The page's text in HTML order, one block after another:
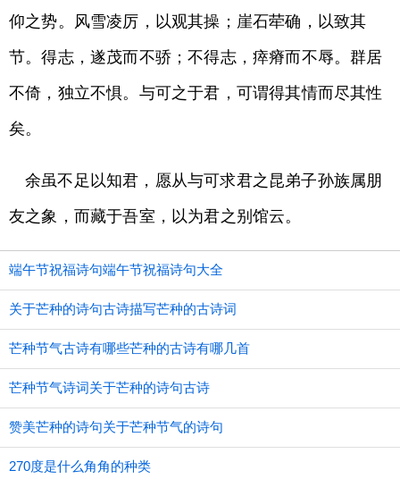
仰之势。风雪凌厉，以观其操；崖石荦确，以致其
节。得志，遂茂而不骄；不得志，瘁瘠而不辱。群居
不倚，独立不惧。与可之于君，可谓得其情而尽其性
矣。
余虽不足以知君，愿从与可求君之昆弟子孙族属朋
友之象，而藏于吾室，以为君之别馆云。
端午节祝福诗句端午节祝福诗句大全
关于芒种的诗句古诗描写芒种的古诗词
芒种节气古诗有哪些芒种的古诗有哪几首
芒种节气诗词关于芒种的诗句古诗
赞美芒种的诗句关于芒种节气的诗句
270度是什么角角的种类